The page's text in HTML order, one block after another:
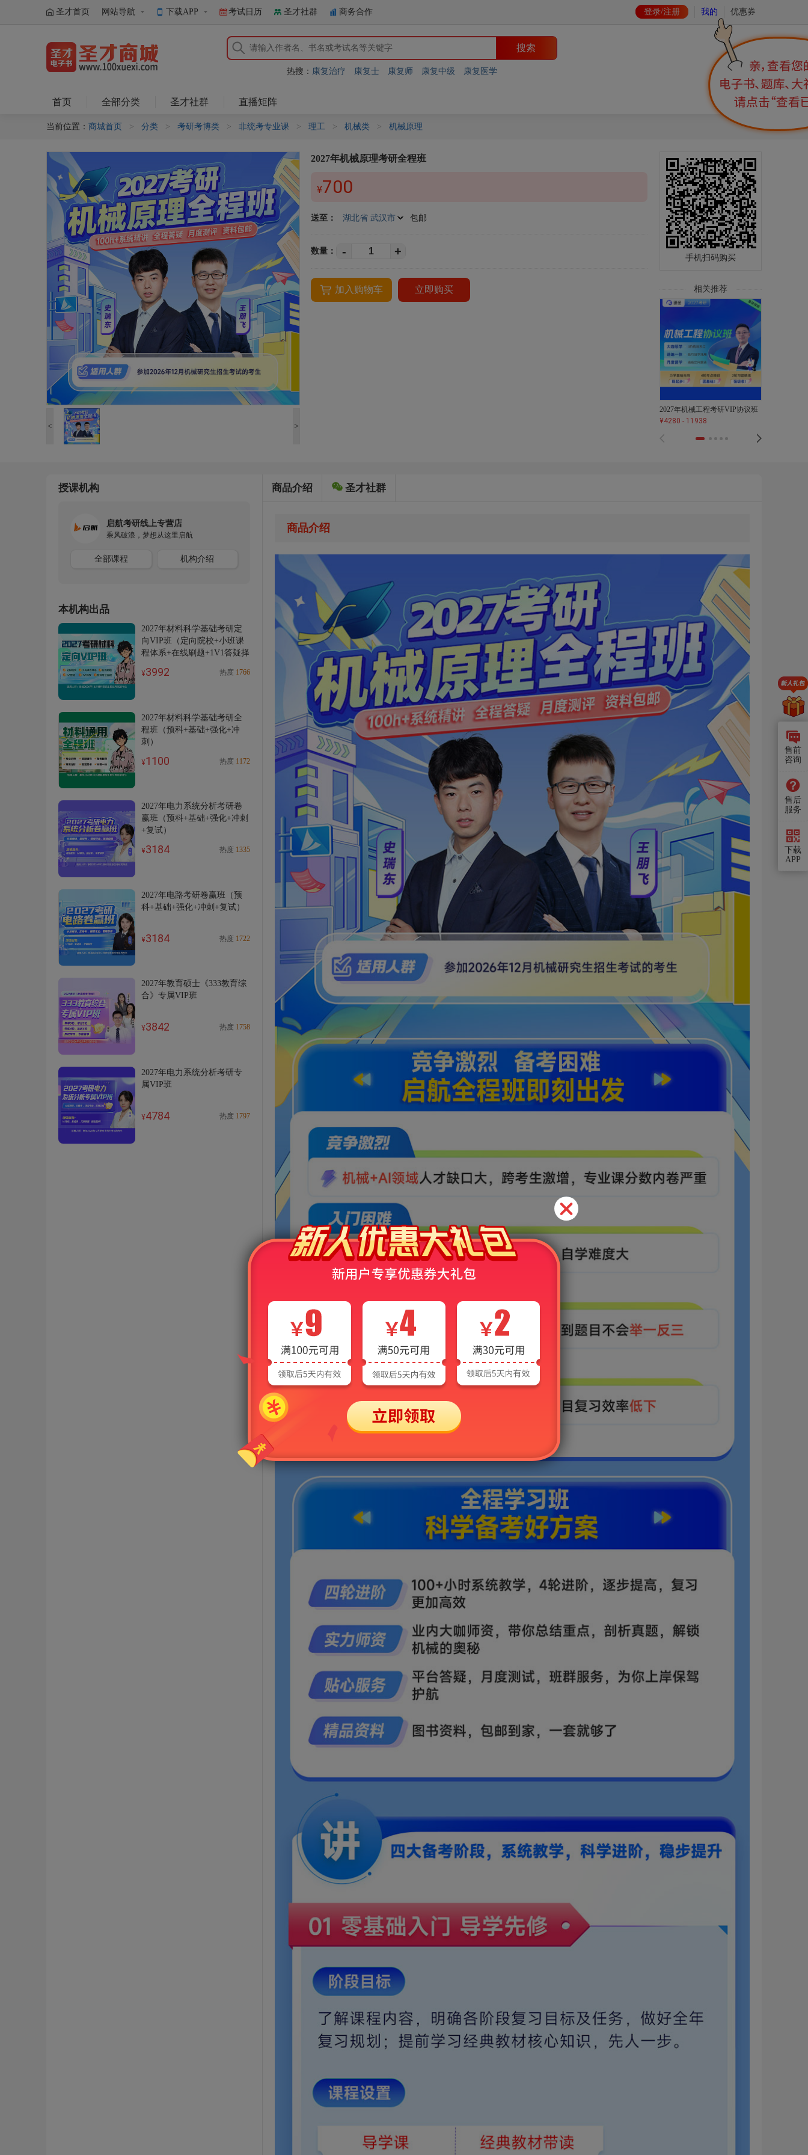
圣才首页 网站导航 下载APP 考试日历 圣才社群 商务合作 登录/注册 我的 优惠券
热搜： 康复治疗 康复士 康复师 康复中级 康复医学
首页 全部分类 圣才社群 直播矩阵
当前位置： 商城首页 > 分类 > 考研考博类 > 非统考专业课 > 理工 > 机械类 > 机械原理
2027年机械原理考研全程班
¥700
送至： 湖北省 武汉市 包邮
数量： - +
加入购物车 立即购买
手机扫码购买
相关推荐
2027年机械工程考研VIP协议班
¥4280 - 11938
< >
授课机构
启航考研线上专营店
乘风破浪，梦想从这里启航
全部课程 机构介绍
本机构出品
2027年材料科学基础考研定
向VIP班（定向院校+小班课
程体系+在线刷题+1V1答疑择
¥3992 热度 1766
2027年材料科学基础考研全
程班（预科+基础+强化+冲
刺）
¥1100 热度 1172
2027年电力系统分析考研卷
赢班（预科+基础+强化+冲刺
+复试）
¥3184 热度 1335
2027年电路考研卷赢班（预
科+基础+强化+冲刺+复试）
¥3184 热度 1722
2027年教育硕士《333教育综
合》专属VIP班
¥3842 热度 1758
2027年电力系统分析考研专
属VIP班
¥4784 热度 1797
商品介绍 圣才社群
商品介绍
售前
咨询
售后
服务
下载
APP